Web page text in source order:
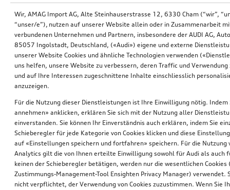
Wir, AMAG Import AG, Alte Steinhauserstrasse 12, 6330 Cham (“wir”,
“unser/e”), nutzen auf unserer Website allein oder in Zusammenarbeit
verbundenen Unternehmen und Partnern, insbesondere der AUDI AG,
85057 Ingolstadt, Deutschland, («Audi») eigene und externe
unserer Website Cookies und ähnliche Technologien verwenden
uns helfen, unsere Website zu verbessern, deren Traffic und Verwendung
und auf Ihre Interessen zugeschnittene Inhalte einschliesslich
anzuzeigen.
Für die Nutzung dieser Dienstleistungen ist Ihre Einwilligung nötig. Indem
annehmen» anklicken, erklären Sie sich mit der Nutzung aller
einverstanden. Sie können Ihr Einverständnis auch erklären, indem Sie
Schieberegler für jede Kategorie von Cookies klicken und diese
auf «Einstellungen speichern und fortfahren» speichern. Für die Nutzung
Analytics gilt die von Ihnen erteilte Einwilligung sowohl für Audi als auch
keinen der Schieberegler betätigen, werden nur die wesentlichen Cookies
Zustimmungs-Management-Tool Ensighten Privacy Manager) verwendet.
nicht verpflichtet, der Verwendung von Cookies zuzustimmen. Wenn Sie